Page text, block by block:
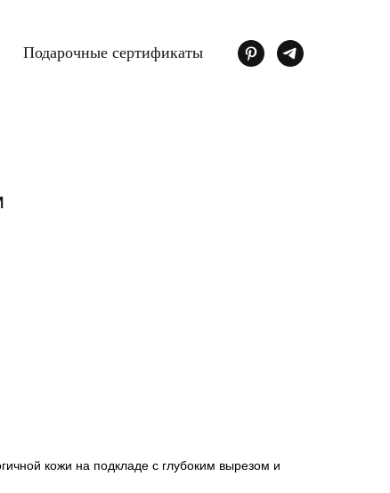
Подарочные сертификаты
кожи на подкладе с глубоким вырезом и